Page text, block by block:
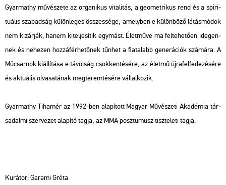
Gyar­ma­thy mű­vé­sze­te az or­ga­ni­kus vi­ta­li­tás, a geo­met­ri­kus rend és a spi­ri­
tu­á­lis sza­bad­ság kü­lön­le­ges összes­sé­ge, amely­ben e kü­lön­bö­ző lá­tás­mó­dok
nem ki­zár­ják, hanem ki­tel­je­sí­tik egy­mást. Élet­mű­ve ma fel­te­he­tő­en ide­gen­
nek és ne­he­zen hoz­zá­fér­he­tő­nek tűn­het a fi­a­ta­labb ge­ne­rá­ci­ók szá­má­ra. A
Mű­csar­nok ki­ál­lí­tá­sa e tá­vol­ság csök­ken­té­sé­re, az élet­mű új­ra­fel­fe­de­zé­sé­re
és ak­tu­á­lis ol­va­sa­tá­nak meg­te­rem­té­sé­re vál­lal­ko­zik.
Gyar­ma­thy Ti­ha­mér az 1992-ben ala­pí­tott Ma­gyar Mű­vé­sze­ti Aka­dé­mia tár­
sa­dal­mi szer­ve­zet ala­pí­tó tagja, az MMA posz­tu­musz tisz­te­le­ti tagja.
Ku­rá­tor: Ga­ra­mi Gréta